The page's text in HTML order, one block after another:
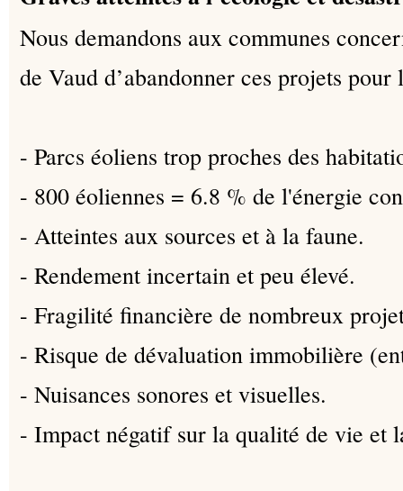
Nous demandons aux communes
de Vaud d’abandonner ces projets pour
- Parcs éoliens trop proches des
- 800 éoliennes = 6.8 % de l'énergie
- Atteintes aux sources et à la faune.
- Rendement incertain et peu élevé.
- Fragilité financière de nombreux
- Risque de dévaluation immobilière
- Nuisances sonores et visuelles.
- Impact négatif sur la qualité de vie et